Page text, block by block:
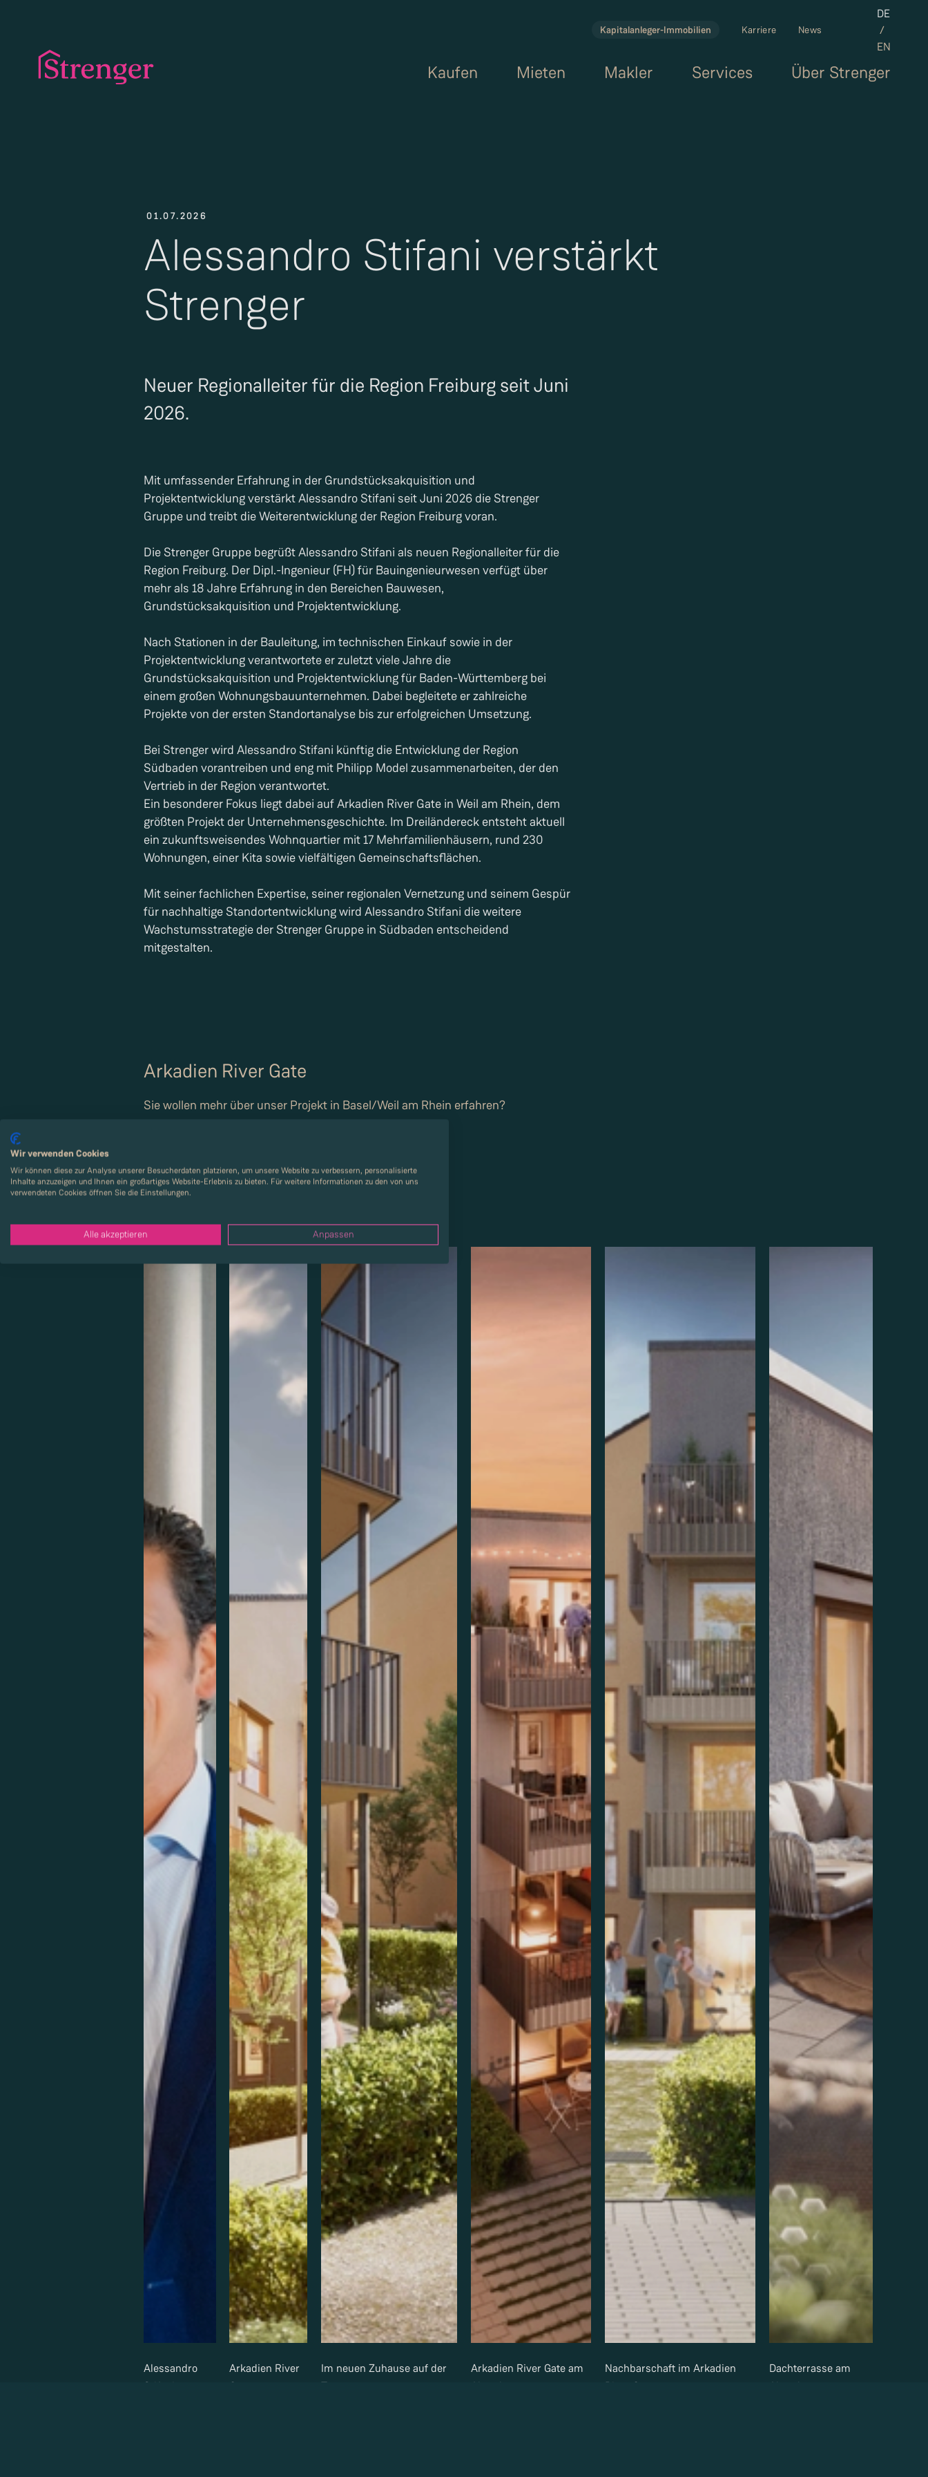
Kapitalanleger-Immobilien Karriere News
Set the
DE
/
EN
Kaufen Mieten Makler Services Über Strenger
01.07.2026
Alessandro Stifani verstärkt
Strenger
Neuer Regionalleiter für die Region Freiburg seit Juni
2026.
Mit umfassender Erfahrung in der Grundstücksakquisition und
Projektentwicklung verstärkt Alessandro Stifani seit Juni 2026 die Strenger
Gruppe und treibt die Weiterentwicklung der Region Freiburg voran.
Die Strenger Gruppe begrüßt Alessandro Stifani als neuen Regionalleiter für die
Region Freiburg. Der Dipl.-Ingenieur (FH) für Bauingenieurwesen verfügt über
mehr als 18 Jahre Erfahrung in den Bereichen Bauwesen,
Grundstücksakquisition und Projektentwicklung.
Nach Stationen in der Bauleitung, im technischen Einkauf sowie in der
Projektentwicklung verantwortete er zuletzt viele Jahre die
Grundstücksakquisition und Projektentwicklung für Baden-Württemberg bei
einem großen Wohnungsbauunternehmen. Dabei begleitete er zahlreiche
Projekte von der ersten Standortanalyse bis zur erfolgreichen Umsetzung.
Bei Strenger wird Alessandro Stifani künftig die Entwicklung der Region
Südbaden vorantreiben und eng mit Philipp Model zusammenarbeiten, der den
Vertrieb in der Region verantwortet.
Ein besonderer Fokus liegt dabei auf Arkadien River Gate in Weil am Rhein, dem
größten Projekt der Unternehmensgeschichte. Im Dreiländereck entsteht aktuell
ein zukunftsweisendes Wohnquartier mit 17 Mehrfamilienhäusern, rund 230
Wohnungen, einer Kita sowie vielfältigen Gemeinschaftsflächen.
Mit seiner fachlichen Expertise, seiner regionalen Vernetzung und seinem Gespür
für nachhaltige Standortentwicklung wird Alessandro Stifani die weitere
Wachstumsstrategie der Strenger Gruppe in Südbaden entscheidend
mitgestalten.
Arkadien River Gate
Sie wollen mehr über unser Projekt in Basel/Weil am Rhein erfahren?
Alessandro
Stifani
Arkadien River
Gate
Im neuen Zuhause auf der
Terasse
Arkadien River Gate am
Abend
Nachbarschaft im Arkadien
River Gate
Dachterrasse am
Abend
Wir verwenden Cookies
Wir können diese zur Analyse unserer Besucherdaten platzieren, um unsere Website zu verbessern, personalisierte
Inhalte anzuzeigen und Ihnen ein großartiges Website-Erlebnis zu bieten. Für weitere Informationen zu den von uns
verwendeten Cookies öffnen Sie die Einstellungen.
Alle akzeptieren Anpassen